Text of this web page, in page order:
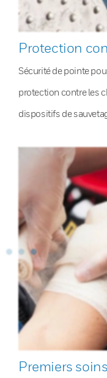
Protection
Sécurité de pointe
protection contre les
dispositifs de
Premiers soins